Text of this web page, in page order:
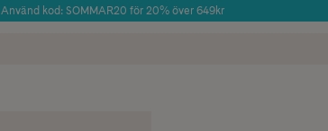
Använd kod: SOMMAR20 för 20% över 649kr